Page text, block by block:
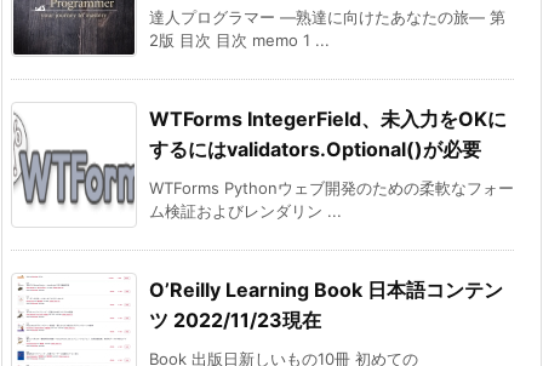
達人プログラマー ―熟達に向けたあなたの旅― 第
2版 目次 目次 memo 1 ...
WTForms IntegerField、未入力をOKに
するにはvalidators.Optional()が必要
WTForms Pythonウェブ開発のための柔軟なフォー
ム検証およびレンダリン ...
O’Reilly Learning Book 日本語コンテン
ツ 2022/11/23現在
Book 出版日新しいもの10冊 初めての